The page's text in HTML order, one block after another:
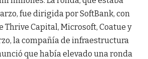
fue dirigida por SoftBank, con
Capital, Microsoft, Coatue y
la compañía de infraestructura
que había elevado una ronda